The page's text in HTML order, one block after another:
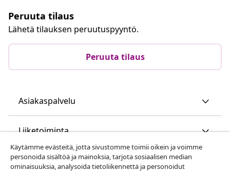
Peruuta tilaus
Lähetä tilauksen peruutuspyyntö.
Peruuta tilaus
Asiakaspalvelu
Liiketoiminta
vidaXL
Käytämme evästeitä, jotta sivustomme toimii oikein ja voimme
personoida sisältöä ja mainoksia, tarjota sosiaalisen median
ominaisuuksia, analysoida tietoliikennettä ja personoidut